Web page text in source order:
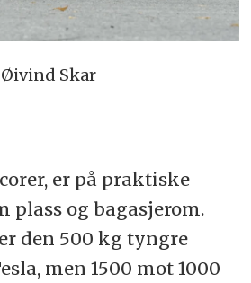
Øivind Skar
er på praktiske
plass og bagasjerom.
den 500 kg tyngre
men 1500 mot 1000